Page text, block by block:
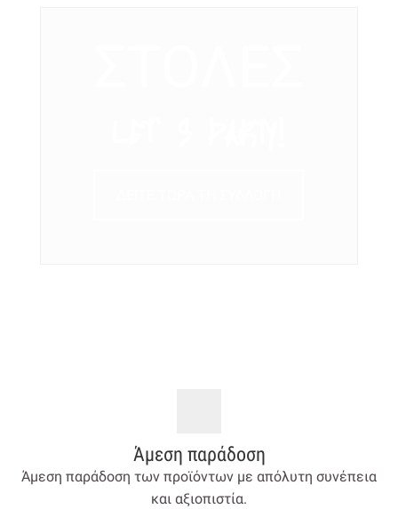
Άμεση παράδοση
Άμεση παράδοση των προϊόντων με απόλυτη συνέπεια
και αξιοπιστία.